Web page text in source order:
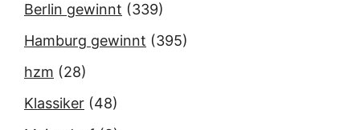
Berlin gewinnt (339)
Hamburg gewinnt (395)
hzm (28)
Klassiker (48)